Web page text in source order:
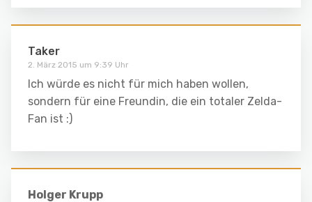
Taker
2. März 2015 um 9:39 Uhr
Ich würde es nicht für mich haben wollen,
sondern für eine Freundin, die ein totaler Zelda-
Fan ist :)
Holger Krupp